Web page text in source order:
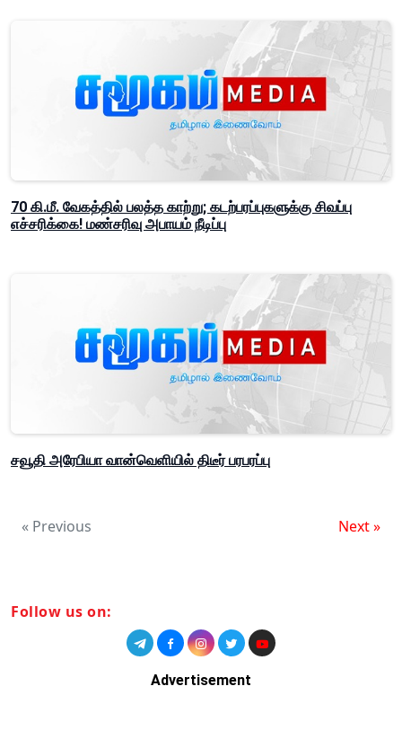
70 கி.மீ. வேகத்தில் பலத்த காற்று; கடற்பரப்புகளுக்கு சிவப்பு
எச்சரிக்கை! மண்சரிவு அபாயம் நீடிப்பு
சவூதி அரேபியா வான்வெளியில் திடீர் பரபரப்பு
« Previous Next »
Follow us on:
Advertisement